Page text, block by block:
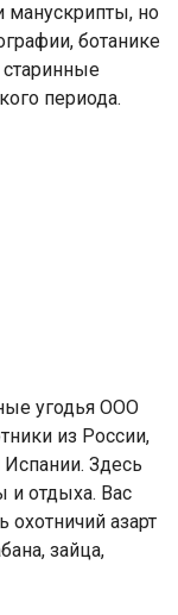
манускрипты, но
ботанике
периода.
угодья ООО
из России,
Здесь
и отдыха. Вас
азарт
зайца,